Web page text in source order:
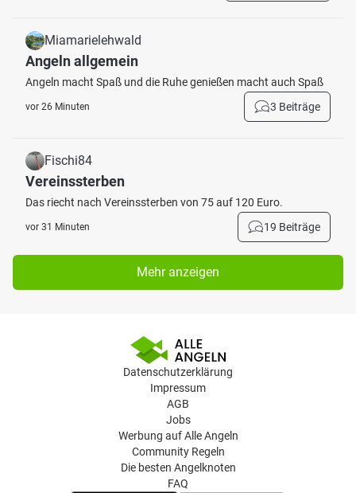
Miamarielehwald
Angeln allgemein
Angeln macht Spaß und die Ruhe genießen macht auch Spaß
vor 26 Minuten 3 Beiträge
Fischi84
Vereinssterben
Das riecht nach Vereinssterben von 75 auf 120 Euro.
vor 31 Minuten 19 Beiträge
Mehr anzeigen
Datenschutzerklärung
Impressum
AGB
Jobs
Werbung auf Alle Angeln
Community Regeln
Die besten Angelknoten
FAQ